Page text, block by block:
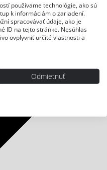
používame technológie, ako sú
k informáciám o zariadení.
spracovávať údaje, ako je
ID na tejto stránke. Nesúhlas
ovplyvniť určité vlastnosti a
Odmietnuť